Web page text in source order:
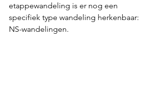
etappewandeling is er nog een
specifiek type wandeling herkenbaar:
NS-wandelingen.